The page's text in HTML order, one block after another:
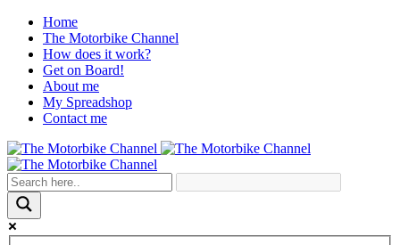
Home
The Motorbike Channel
How does it work?
Get on Board!
About me
My Spreadshop
Contact me